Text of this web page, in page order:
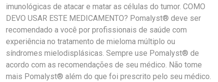
imunológicas de atacar e matar as células do tumor. COMO
DEVO USAR ESTE MEDICAMENTO? Pomalyst® deve ser
recomendado a você por profissionais de saúde com
experiência no tratamento de mieloma múltiplo ou
síndromes mielodisplásicas. Sempre use Pomalyst® de
acordo com as recomendações de seu médico. Não tome
mais Pomalyst® além do que foi prescrito pelo seu médico.